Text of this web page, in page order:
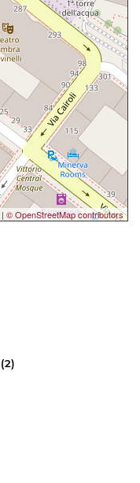
| © OpenStreetMap contributors
(2)